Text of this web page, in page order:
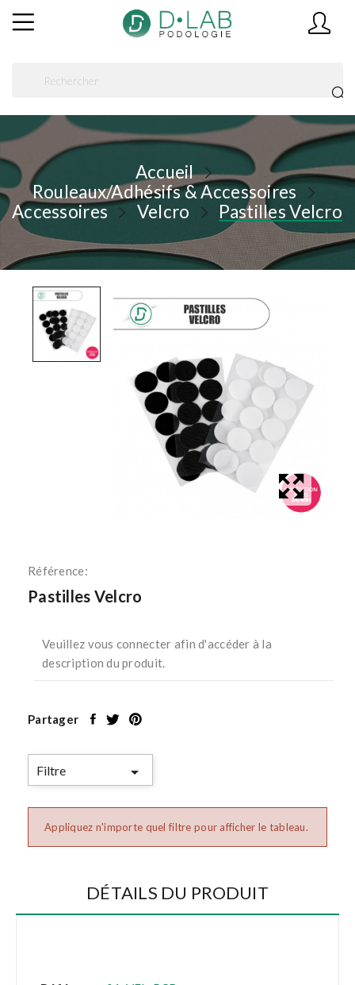
Accueil
Rouleaux/Adhésifs & Accessoires
Accessoires
Velcro Pastilles Velcro
Référence:
Pastilles Velcro
Veuillez vous connecter afin d'accéder à la
description du produit.
Partager
Filtre 
Appliquez n'importe quel filtre pour afficher le tableau.
DÉTAILS DU PRODUIT